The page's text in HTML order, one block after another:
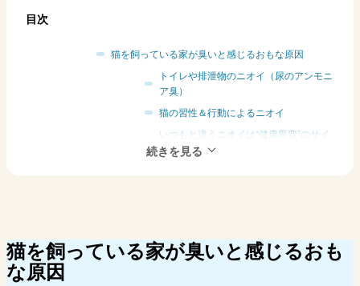
目次
猫を飼っている家が臭いと感じるおもな原因
トイレや排泄物のニオイ（尿のアンモニ
ア臭）
猫の習性＆行動によるニオイ
いつもと違うニオイは“健康異変”のサイ
ンかも
猫のいる部屋のニオイ対策は空間全体の
猫を飼っている家が臭いと感じるおも
な原因